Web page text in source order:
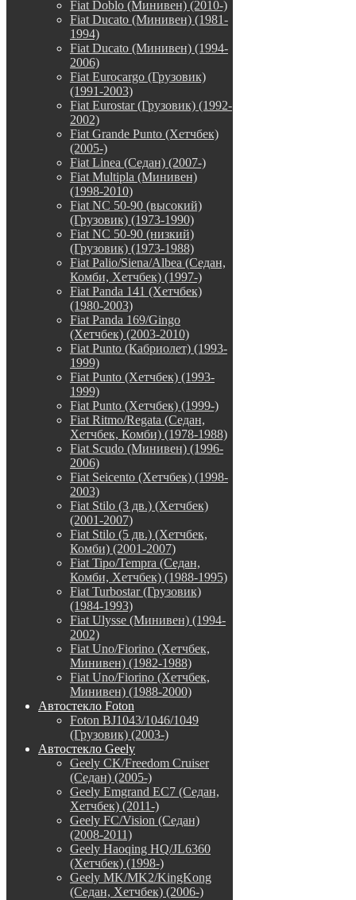
Fiat Doblo (Минивен) (2010-)
Fiat Ducato (Минивен) (1981-
1994)
Fiat Ducato (Минивен) (1994-
2006)
Fiat Eurocargo (Грузовик)
(1991-2003)
Fiat Eurostar (Грузовик) (1992-
2002)
Fiat Grande Punto (Хетчбек)
(2005-)
Fiat Linea (Седан) (2007-)
Fiat Multipla (Минивен)
(1998-2010)
Fiat NC 50-90 (высокий)
(Грузовик) (1973-1990)
Fiat NC 50-90 (низкий)
(Грузовик) (1973-1988)
Fiat Palio/Siena/Albea (Седан,
Комби, Хетчбек) (1997-)
Fiat Panda 141 (Хетчбек)
(1980-2003)
Fiat Panda 169/Gingo
(Хетчбек) (2003-2010)
Fiat Punto (Кабриолет) (1993-
1999)
Fiat Punto (Хетчбек) (1993-
1999)
Fiat Punto (Хетчбек) (1999-)
Fiat Ritmo/Regata (Седан,
Хетчбек, Комби) (1978-1988)
Fiat Scudo (Минивен) (1996-
2006)
Fiat Seicento (Хетчбек) (1998-
2003)
Fiat Stilo (3 дв.) (Хетчбек)
(2001-2007)
Fiat Stilo (5 дв.) (Хетчбек,
Комби) (2001-2007)
Fiat Tipo/Tempra (Седан,
Комби, Хетчбек) (1988-1995)
Fiat Turbostar (Грузовик)
(1984-1993)
Fiat Ulysse (Минивен) (1994-
2002)
Fiat Uno/Fiorino (Хетчбек,
Минивен) (1982-1988)
Fiat Uno/Fiorino (Хетчбек,
Минивен) (1988-2000)
Автостекло Foton
Foton BJ1043/1046/1049
(Грузовик) (2003-)
Автостекло Geely
Geely CK/Freedom Cruiser
(Седан) (2005-)
Geely Emgrand EC7 (Седан,
Хетчбек) (2011-)
Geely FC/Vision (Седан)
(2008-2011)
Geely Haoqing HQ/JL6360
(Хетчбек) (1998-)
Geely MK/MK2/KingKong
(Седан, Хетчбек) (2006-)